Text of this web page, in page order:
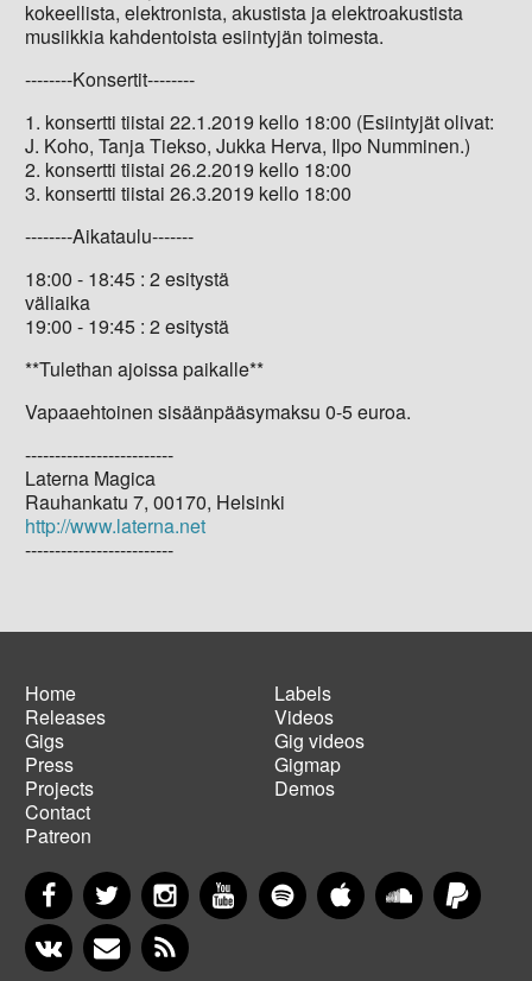
kokeellista, elektronista, akustista ja elektroakustista
musiikkia kahdentoista esiintyjän toimesta.
--------Konsertit--------
1. konsertti tiistai 22.1.2019 kello 18:00 (Esiintyjät olivat:
J. Koho, Tanja Tiekso, Jukka Herva, Ilpo Numminen.)
2. konsertti tiistai 26.2.2019 kello 18:00
3. konsertti tiistai 26.3.2019 kello 18:00
--------Aikataulu-------
18:00 - 18:45 : 2 esitystä
väliaika
19:00 - 19:45 : 2 esitystä
**Tulethan ajoissa paikalle**
Vapaaehtoinen sisäänpääsymaksu 0-5 euroa.
-------------------------
Laterna Magica
Rauhankatu 7, 00170, Helsinki
http://www.laterna.net
-------------------------
Main
navigation
Home
Releases
Gigs
Press
Projects
Contact
Patreon
Footer
menu
Labels
Videos
Gig videos
Gigmap
Demos
FacebookTwitter InstagramYouTubeSpotify Apple MusicSoundCloud
VKontakteNewsletter